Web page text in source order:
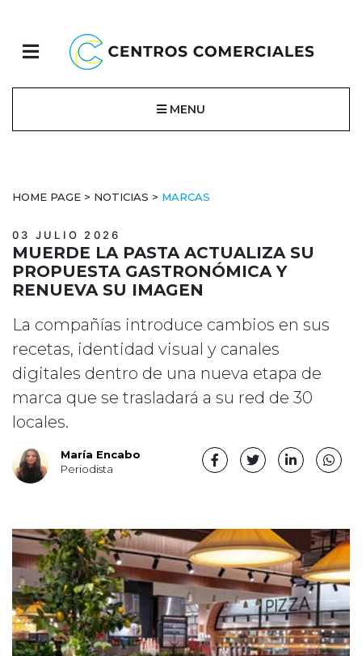
MENU
HOME PAGE > NOTICIAS > MARCAS
03 JULIO 2026
MUERDE LA PASTA ACTUALIZA SU
PROPUESTA GASTRONÓMICA Y
RENUEVA SU IMAGEN
La compañías introduce cambios en sus
recetas, identidad visual y canales
digitales dentro de una nueva etapa de
marca que se trasladará a su red de 30
locales.
María Encabo
Periodista